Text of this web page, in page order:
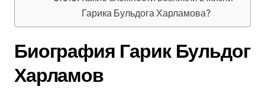
Гарика Бульдога Харламова?
Биография Гарик Бульдог
Харламов